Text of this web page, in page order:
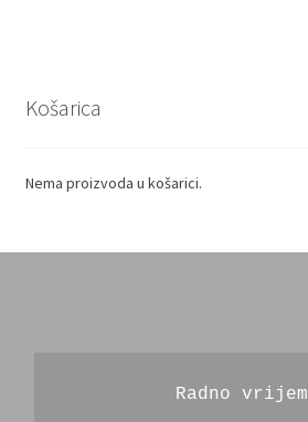
Košarica
Nema proizvoda u košarici.
Radno